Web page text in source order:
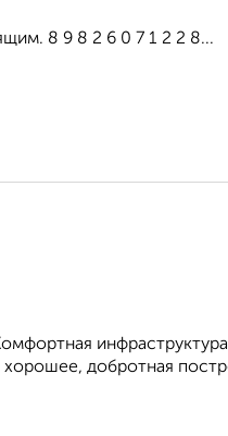
8 9 8 2 6 0 7 1 2 2 8...
добротная